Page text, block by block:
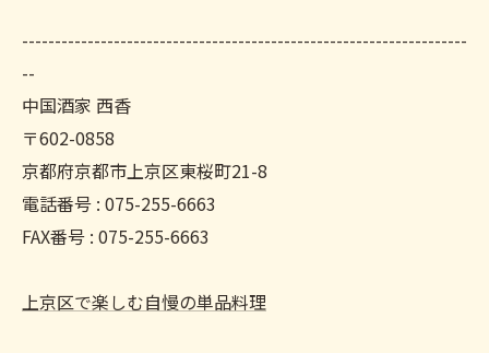
--------------------------------------------------------------------
--
中国酒家 西香
〒602-0858
京都府京都市上京区東桜町21-8
電話番号 : 075-255-6663
FAX番号 : 075-255-6663
上京区で楽しむ自慢の単品料理